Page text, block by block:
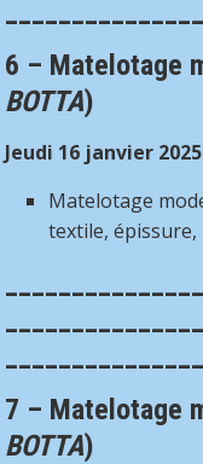
6 – Matelotage
BOTTA)
Jeudi 16 janvier
Matelotage
textile, épissure,
7 – Matelotage
BOTTA)